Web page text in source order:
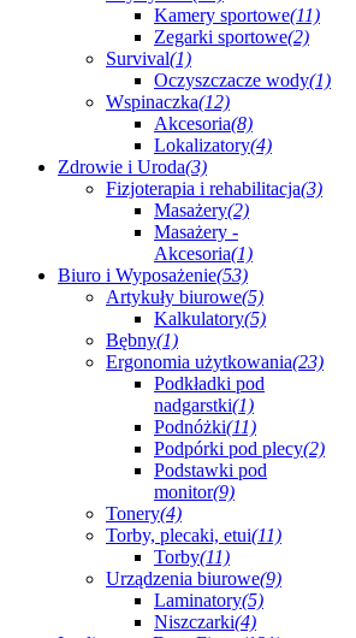
Kamery sportowe(11)
Zegarki sportowe(2)
Survival(1)
Oczyszczacze wody(1)
Wspinaczka(12)
Akcesoria(8)
Lokalizatory(4)
Zdrowie i Uroda(3)
Fizjoterapia i rehabilitacja(3)
Masażery(2)
Masażery -
Akcesoria(1)
Biuro i Wyposażenie(53)
Artykuły biurowe(5)
Kalkulatory(5)
Bębny(1)
Ergonomia użytkowania(23)
Podkładki pod
nadgarstki(1)
Podnóżki(11)
Podpórki pod plecy(2)
Podstawki pod
monitor(9)
Tonery(4)
Torby, plecaki, etui(11)
Torby(11)
Urządzenia biurowe(9)
Laminatory(5)
Niszczarki(4)